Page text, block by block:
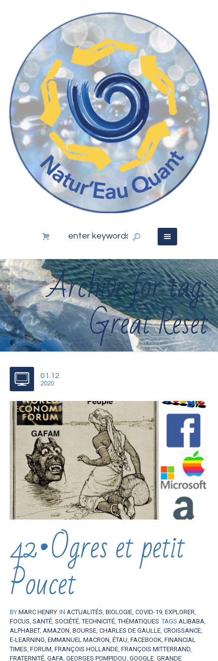
Archive for tag:
Great Reset
01.12
2020
42•Ogres et petit
Poucet
BY MARC HENRY IN ACTUALITÉS, BIOLOGIE, COVID-19, EXPLORER,
FOCUS, SANTÉ, SOCIÉTÉ,TECHNICITÉ,THÉMATIQUES TAGS ALIBABA,
ALPHABET, AMAZON, BOURSE, CHARLES DE GAULLE, CROISSANCE,
E-LEARNING, EMMANUEL MACRON, ÉTAU, FACEBOOK, FINANCIAL
TIMES, FORUM, FRANÇOIS HOLLANDE, FRANÇOIS MITTERRAND,
FRATERNITÉ, GAFA, GEORGES POMPIDOU, GOOGLE, GRANDE